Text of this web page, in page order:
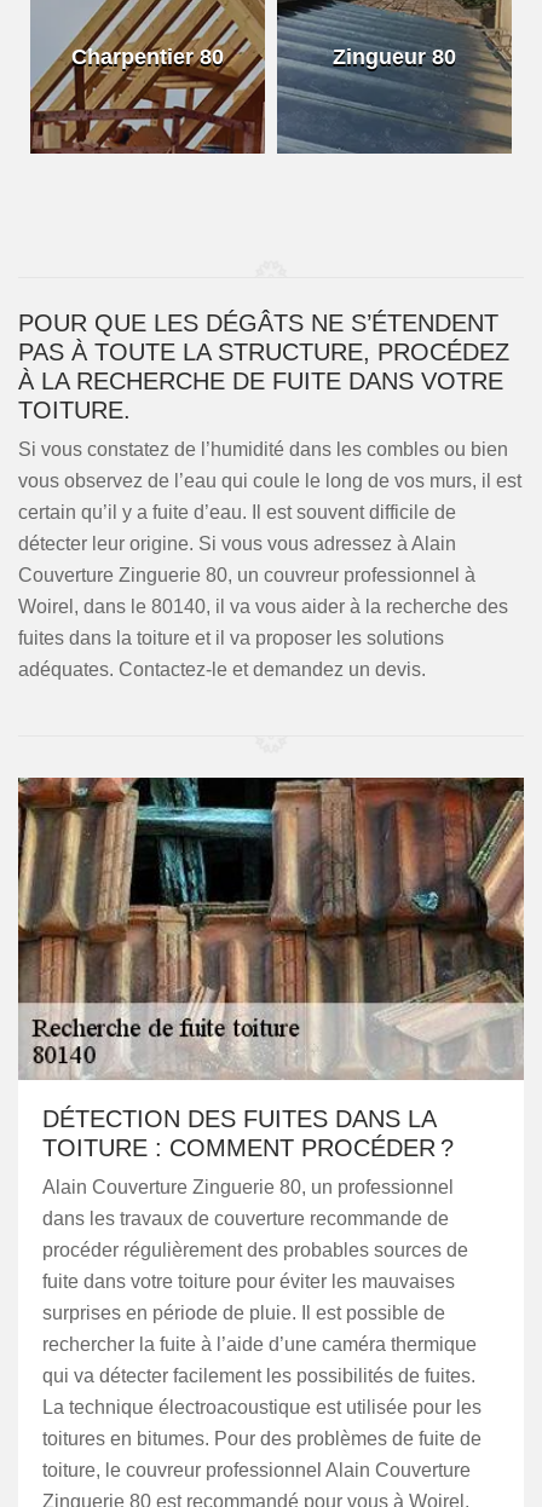
Charpentier 80 Zingueur 80
POUR QUE LES DÉGÂTS NE S’ÉTENDENT
PAS À TOUTE LA STRUCTURE, PROCÉDEZ
À LA RECHERCHE DE FUITE DANS VOTRE
TOITURE.
Si vous constatez de l’humidité dans les combles ou bien
vous observez de l’eau qui coule le long de vos murs, il est
certain qu’il y a fuite d’eau. Il est souvent difficile de
détecter leur origine. Si vous vous adressez à Alain
Couverture Zinguerie 80, un couvreur professionnel à
Woirel, dans le 80140, il va vous aider à la recherche des
fuites dans la toiture et il va proposer les solutions
adéquates. Contactez-le et demandez un devis.
DÉTECTION DES FUITES DANS LA
TOITURE : COMMENT PROCÉDER ?
Alain Couverture Zinguerie 80, un professionnel
dans les travaux de couverture recommande de
procéder régulièrement des probables sources de
fuite dans votre toiture pour éviter les mauvaises
surprises en période de pluie. Il est possible de
rechercher la fuite à l’aide d’une caméra thermique
qui va détecter facilement les possibilités de fuites.
La technique électroacoustique est utilisée pour les
toitures en bitumes. Pour des problèmes de fuite de
toiture, le couvreur professionnel Alain Couverture
Zinguerie 80 est recommandé pour vous à Woirel,